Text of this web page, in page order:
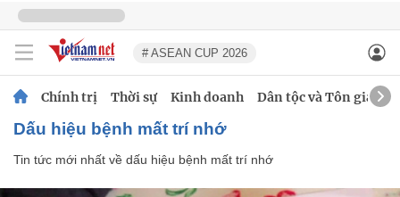
# ASEAN CUP 2026
Chính trị Thời sự Kinh doanh Dân tộc và Tôn giáo
dấu hiệu bệnh mất trí nhớ
Tin tức mới nhất về dấu hiệu bệnh mất trí nhớ